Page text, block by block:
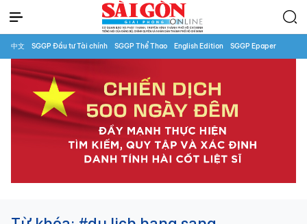
中文 SGGP Đầu tư Tài chính SGGP Thể Thao English Edition SGGP Epaper